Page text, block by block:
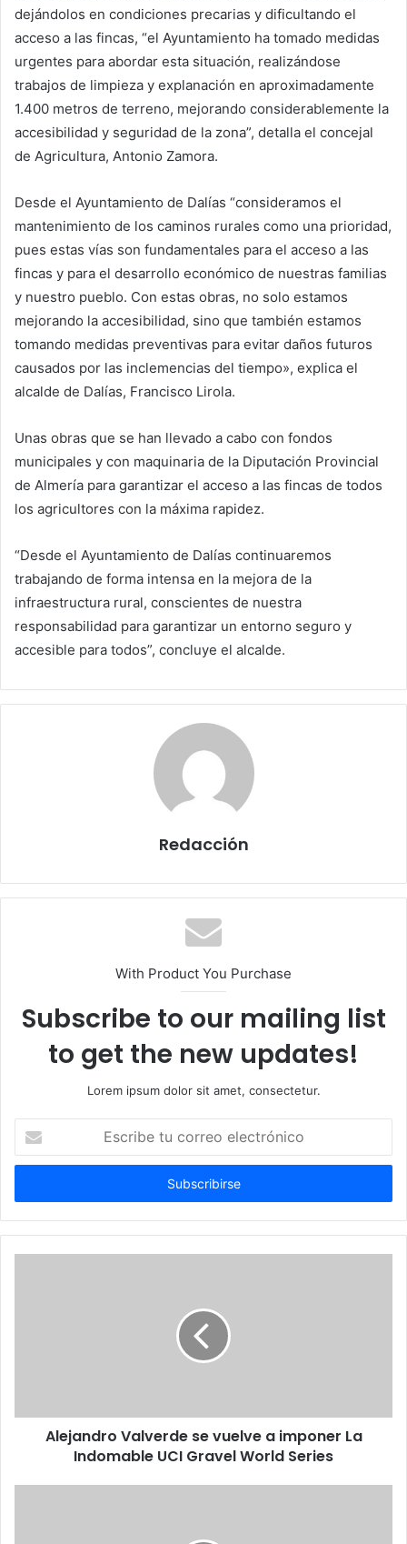
dejándolos en condiciones precarias y dificultando el
acceso a las fincas, “el Ayuntamiento ha tomado medidas
urgentes para abordar esta situación, realizándose
trabajos de limpieza y explanación en aproximadamente
1.400 metros de terreno, mejorando considerablemente la
accesibilidad y seguridad de la zona”, detalla el concejal
de Agricultura, Antonio Zamora.
Desde el Ayuntamiento de Dalías “consideramos el
mantenimiento de los caminos rurales como una prioridad,
pues estas vías son fundamentales para el acceso a las
fincas y para el desarrollo económico de nuestras familias
y nuestro pueblo. Con estas obras, no solo estamos
mejorando la accesibilidad, sino que también estamos
tomando medidas preventivas para evitar daños futuros
causados por las inclemencias del tiempo», explica el
alcalde de Dalías, Francisco Lirola.
Unas obras que se han llevado a cabo con fondos
municipales y con maquinaria de la Diputación Provincial
de Almería para garantizar el acceso a las fincas de todos
los agricultores con la máxima rapidez.
“Desde el Ayuntamiento de Dalías continuaremos
trabajando de forma intensa en la mejora de la
infraestructura rural, conscientes de nuestra
responsabilidad para garantizar un entorno seguro y
accesible para todos”, concluye el alcalde.
Redacción
With Product You Purchase
Subscribe to our mailing list
to get the new updates!
Lorem ipsum dolor sit amet, consectetur.
correo
Alejandro Valverde se vuelve a imponer La
Indomable UCI Gravel World Series